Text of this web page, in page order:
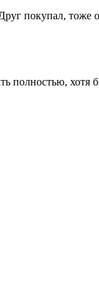
покупал, тоже
полностью, хотя